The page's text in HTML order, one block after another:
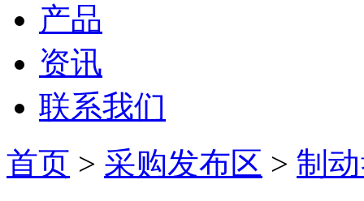
产品
资讯
联系我们
首页 > 采购发布区 > 制